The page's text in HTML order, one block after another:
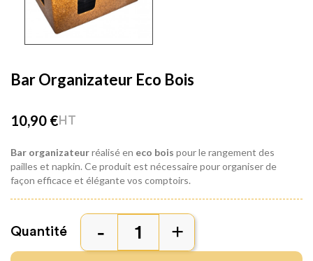
Bar Organizateur Eco Bois
10,90 € HT
Bar organizateurréalisé en eco bois pour le rangement des
pailles et napkin. Ce produit est nécessaire pour organiser de
façon efficace et élégante vos comptoirs.
Quantité